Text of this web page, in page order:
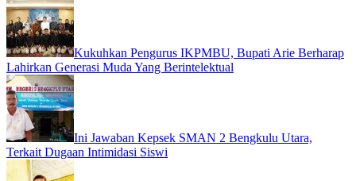
Kukuhkan Pengurus IKPMBU, Bupati Arie Berharap
Lahirkan Generasi Muda Yang Berintelektual
Ini Jawaban Kepsek SMAN 2 Bengkulu Utara,
Terkait Dugaan Intimidasi Siswi